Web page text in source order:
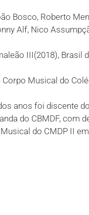
Bosco, Roberto
Alf, Nico
III(2018), Brasil
Corpo Musical do
anos foi discente
do CBMDF, com
do CMDP II